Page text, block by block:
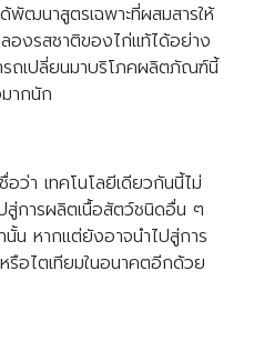
พัฒนาสูตรเฉพาะที่ผสมสารให้
องรสชาติของไก่แท้ได้อย่าง
รถเปลี่ยนมาบริโภคผลิตภัณฑ์นี้
ากนัก
ว่า เทคโนโลยีเดียวกันนี้ไม่
สู่การผลิตเนื้อสัตว์ชนิดอื่น ๆ
นั้น หากแต่ยังอาจนำไปสู่การ
อไตเทียมในอนาคตอีกด้วย